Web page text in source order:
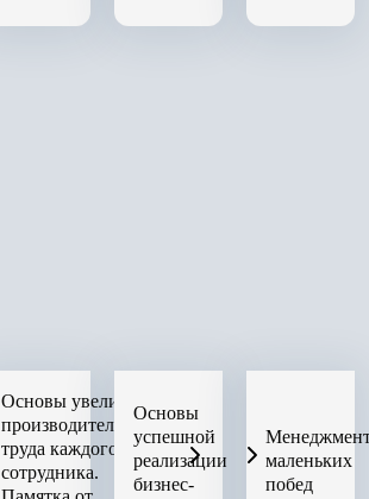
Основы увеличения
производительности
труда каждого
сотрудника.
Основы
успешной
реализации
бизнес-
маленьких
побед